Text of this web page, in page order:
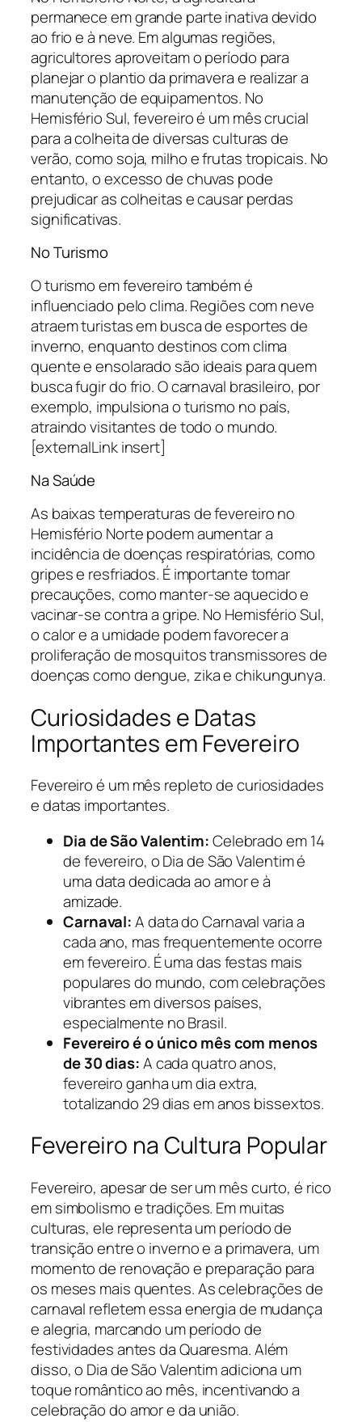
permanece em grande parte inativa devido
ao frio e à neve. Em algumas regiões,
agricultores aproveitam o período para
planejar o plantio da primavera e realizar a
manutenção de equipamentos. No
Hemisfério Sul, fevereiro é um mês crucial
para a colheita de diversas culturas de
verão, como soja, milho e frutas tropicais. No
entanto, o excesso de chuvas pode
prejudicar as colheitas e causar perdas
significativas.
No Turismo
O turismo em fevereiro também é
influenciado pelo clima. Regiões com neve
atraem turistas em busca de esportes de
inverno, enquanto destinos com clima
quente e ensolarado são ideais para quem
busca fugir do frio. O carnaval brasileiro, por
exemplo, impulsiona o turismo no país,
atraindo visitantes de todo o mundo.
[externalLink insert]
Na Saúde
As baixas temperaturas de fevereiro no
Hemisfério Norte podem aumentar a
incidência de doenças respiratórias, como
gripes e resfriados. É importante tomar
precauções, como manter-se aquecido e
vacinar-se contra a gripe. No Hemisfério Sul,
o calor e a umidade podem favorecer a
proliferação de mosquitos transmissores de
doenças como dengue, zika e chikungunya.
Curiosidades e Datas
Importantes em Fevereiro
Fevereiro é um mês repleto de curiosidades
e datas importantes.
Dia de São Valentim:Celebrado em 14
de fevereiro, o Dia de São Valentim é
uma data dedicada ao amor e à
amizade.
Carnaval:A data do Carnaval varia a
cada ano, mas frequentemente ocorre
em fevereiro. É uma das festas mais
populares do mundo, com celebrações
vibrantes em diversos países,
especialmente no Brasil.
Fevereiro é o único mês com menos
de 30 dias:A cada quatro anos,
fevereiro ganha um dia extra,
totalizando 29 dias em anos bissextos.
Fevereiro na Cultura Popular
Fevereiro, apesar de ser um mês curto, é rico
em simbolismo e tradições. Em muitas
culturas, ele representa um período de
transição entre o inverno e a primavera, um
momento de renovação e preparação para
os meses mais quentes. As celebrações de
carnaval refletem essa energia de mudança
e alegria, marcando um período de
festividades antes da Quaresma. Além
disso, o Dia de São Valentim adiciona um
toque romântico ao mês, incentivando a
celebração do amor e da união.